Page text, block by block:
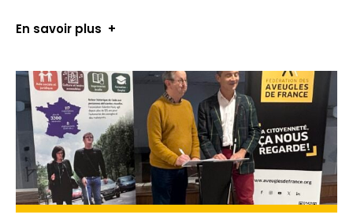
En savoir plus